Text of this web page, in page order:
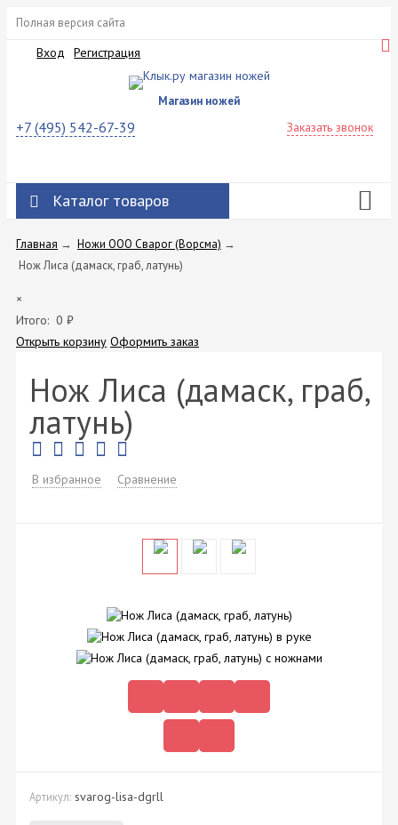
Полная версия сайта
Вход Регистрация
Магазин ножей
+7 (495) 542-67-39 Заказать звонок
Каталог товаров
Главная → Ножи ООО Сварог (Ворсма) →
Нож Лиса (дамаск, граб, латунь)
×
Итого: 0 ₽
Открыть корзину Оформить заказ
Нож Лиса (дамаск, граб,
латунь)
В избранное Сравнение
Артикул: svarog-lisa-dgrll